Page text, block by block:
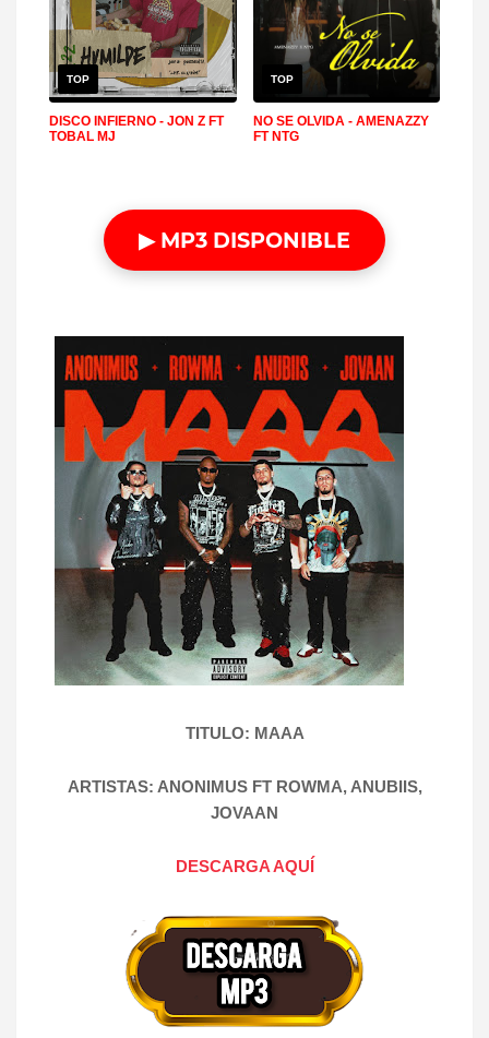
TOP
DISCO INFIERNO - JON Z FT
TOBAL MJ
TOP
NO SE OLVIDA - AMENAZZY
FT NTG
▶ MP3 DISPONIBLE
TITULO: MAAA
ARTISTAS: ANONIMUS FT ROWMA, ANUBIIS,
JOVAAN
DESCARGA AQUÍ